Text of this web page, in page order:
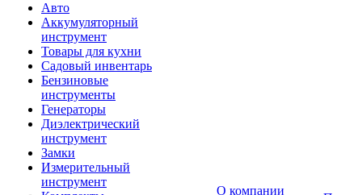
Авто
Аккумуляторный
инструмент
Товары для кухни
Садовый инвентарь
Бензиновые
инструменты
Генераторы
Диэлектрический
инструмент
Замки
Измерительный
инструмент
О компании